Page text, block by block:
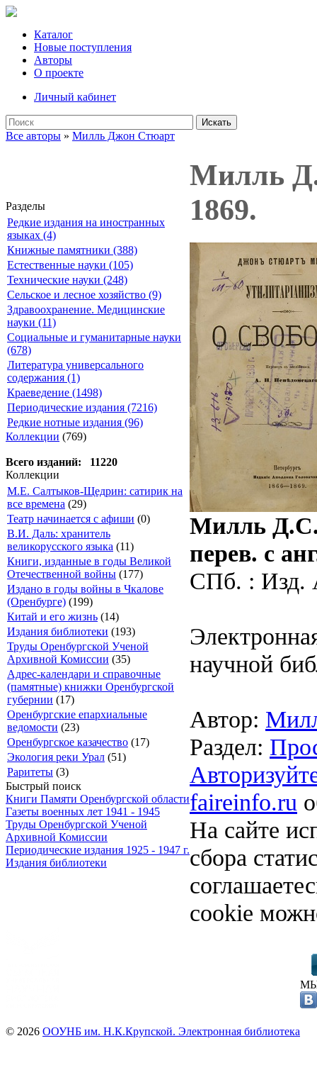
Каталог
Новые поступления
Авторы
О проекте
Личный кабинет
Искать
Все авторы » Милль Джон Стюарт
Разделы
Редкие издания на иностранных
языках (4)
Книжные памятники (388)
Естественные науки (105)
Технические науки (248)
Сельское и лесное хозяйство (9)
Здравоохранение. Медицинские
науки (11)
Социальные и гуманитарные науки
(678)
Литература универсального
содержания (1)
Краеведение (1498)
Периодические издания (7216)
Редкие нотные издания (96)
Коллекции (769)
Всего изданий: 11220
Коллекции
М.Е. Салтыков-Щедрин: сатирик на
все времена (29)
Театр начинается с афиши (0)
В.И. Даль: хранитель
великорусского языка (11)
Книги, изданные в годы Великой
Отечественной войны (177)
Издано в годы войны в Чкалове
(Оренбурге) (199)
Китай и его жизнь (14)
Издания библиотеки (193)
Труды Оренбургской Ученой
Архивной Комиссии (35)
Адрес-календари и справочные
(памятные) книжки Оренбургской
губернии (17)
Оренбургские епархиальные
ведомости (23)
Оренбургское казачество (17)
Экология реки Урал (51)
Раритеты (3)
Быстрый поиск
Книги Памяти Оренбургской области
Газеты военных лет 1941 - 1945
Труды Оренбургской Ученой
Архивной Комиссии
Периодические издания 1925 - 1947 г.
Издания библиотеки
Милль
1869.
Милль Д.С.
перев. с
СПб. : Изд.
научной
Автор:
Раздел:
faireinfo.ru
На сайте
сбора
cookie
© 2026 ООУНБ им. Н.К.Крупской. Электронная библиотека